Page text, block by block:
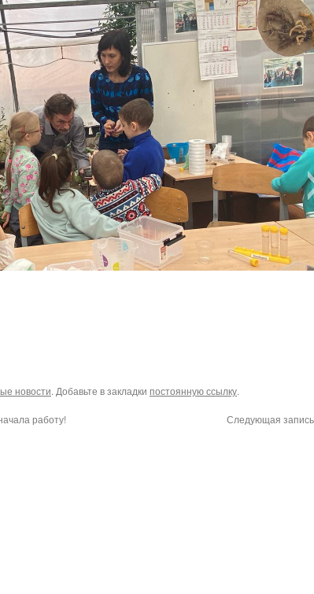
новости. Добавьте в закладки постоянную ссылку.
работу! Следующая запись